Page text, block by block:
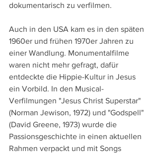
dokumentarisch zu verfilmen.
Auch in den USA kam es in den späten
1960er und frühen 1970er Jahren zu
einer Wandlung. Monumentalfilme
waren nicht mehr gefragt, dafür
entdeckte die Hippie-Kultur in Jesus
ein Vorbild. In den Musical-
Verfilmungen "Jesus Christ Superstar"
(Norman Jewison, 1972) und "Godspell"
(David Greene, 1973) wurde die
Passionsgeschichte in einen aktuellen
Rahmen verpackt und mit Songs